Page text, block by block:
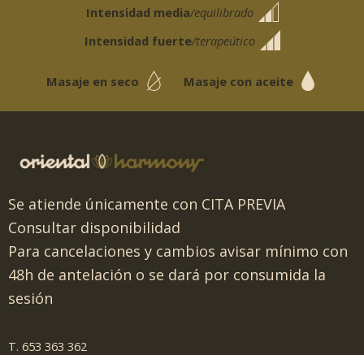
Intensidad media/equilibrado
Intensidad fuerte/terapeútico
Masaje en seco Masaje con aceite
Se atiende únicamente con CITA PREVIA
Consultar disponibilidad
Para cancelaciones y cambios avisar mínimo con
48h de antelación o se dará por consumida la
sesión
T. 653 363 362